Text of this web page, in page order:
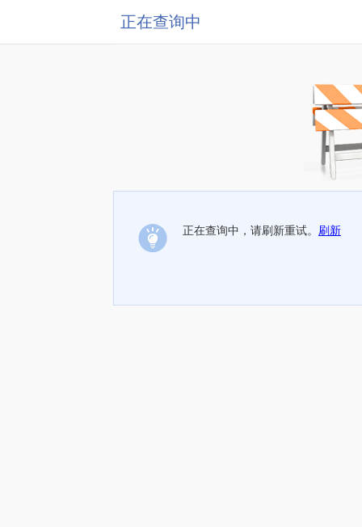
正在查询中
正在查询中，请刷新重试。 刷新